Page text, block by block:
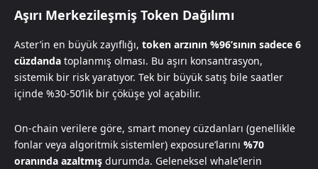
Aşırı Merkezileşmiş Token Dağılımı
Aster’in en büyük zayıflığı, token arzının %96’sının sadece 6
cüzdanda toplanmış olması. Bu aşırı konsantrasyon,
sistemik bir risk yaratıyor. Tek bir büyük satış bile saatler
içinde %30-50’lik bir çöküşe yol açabilir.
On-chain verilere göre, smart money cüzdanları (genellikle
fonlar veya algoritmik sistemler) exposure’larını %70
oranında azaltmış durumda. Geleneksel whale’lerin